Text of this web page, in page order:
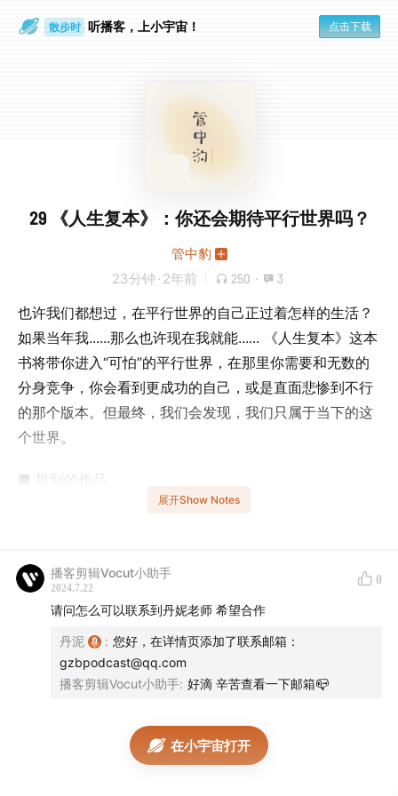
散步时 听播客，上小宇宙！ 点击下载
29 《人生复本》：你还会期待平行世界吗？
管中豹
23分钟 · 2年前 250 · 3
也许我们都想过，在平行世界的自己正过着怎样的生活？
如果当年我......那么也许现在我就能...... 《人生复本》这本
书将带你进入“可怕”的平行世界，在那里你需要和无数的
分身竞争，你会看到更成功的自己，或是直面悲惨到不行
的那个版本。但最终，我们会发现，我们只属于当下的这
个世界。
■ 提到的作品
布莱克·克劳奇 《人生复本》
加来道雄《平行宇宙》《超越时空》
日剧 《弥留之际的爱丽丝》
宫崎骏《你想活出怎样的人生》
展开Show Notes
播客剪辑Vocut小助手
2024.7.22
0
请问怎么可以联系到丹妮老师 希望合作
丹泥 : 您好，在详情页添加了联系邮箱：
gzbpodcast@qq.com
播客剪辑Vocut小助手: 好滴 辛苦查看一下邮箱📪
在小宇宙打开